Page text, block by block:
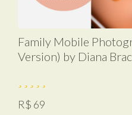
Family Mobile
Version) by Diana
R$ 69